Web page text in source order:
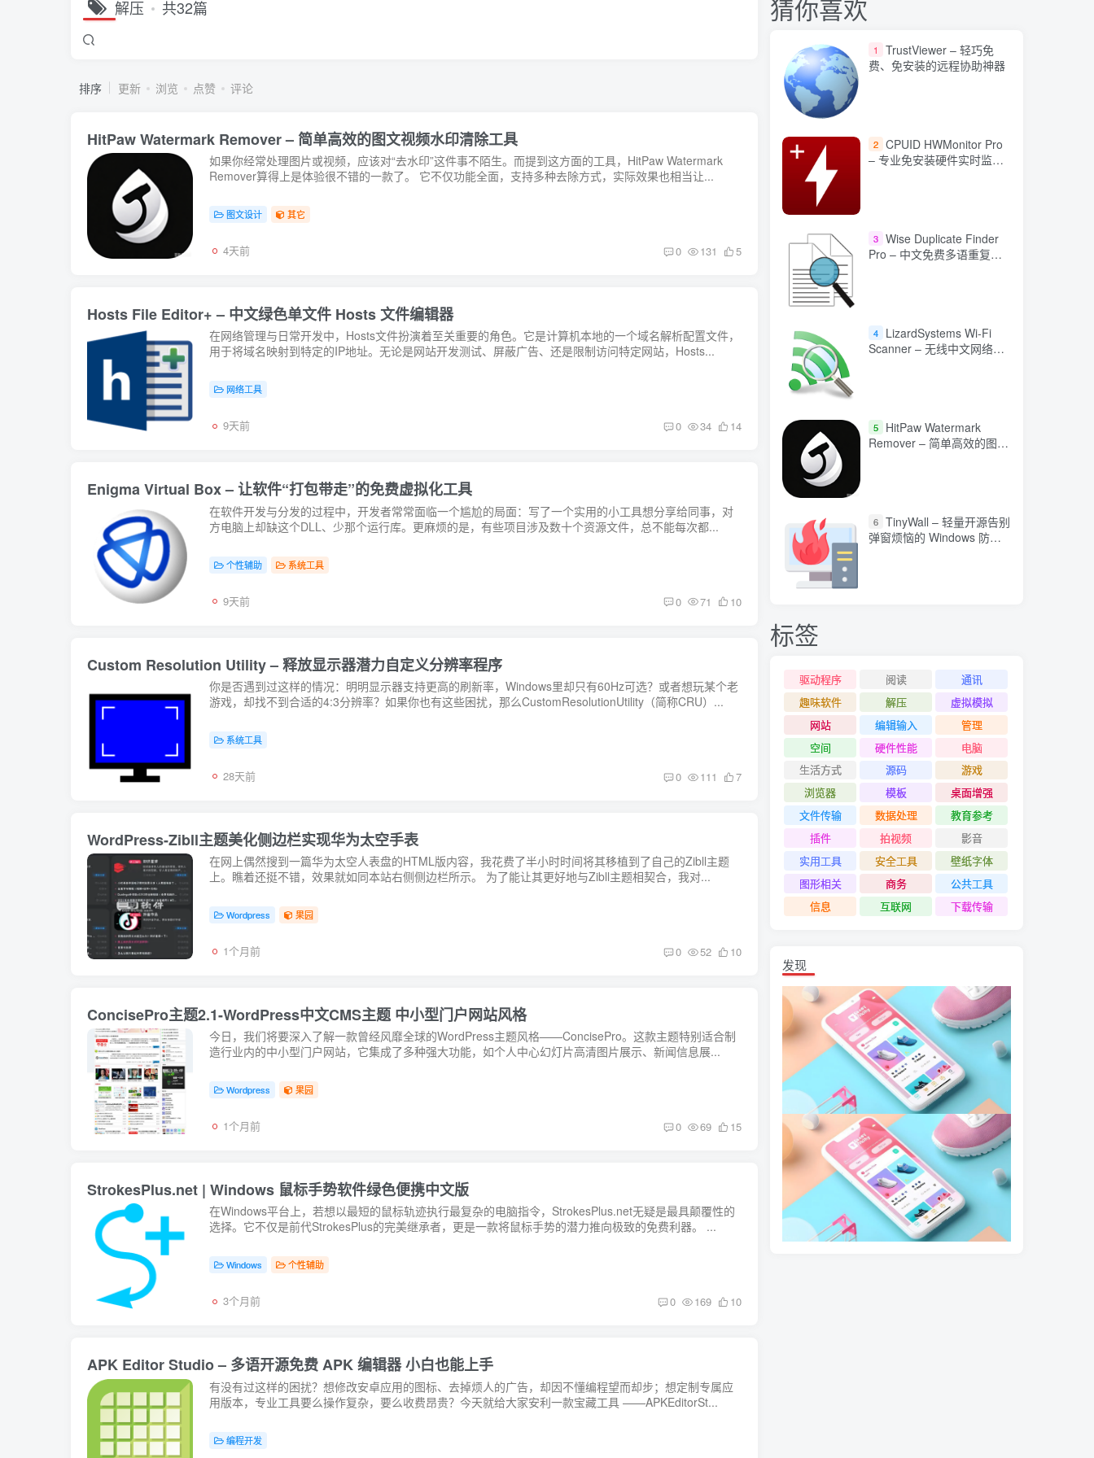
解压 共32篇
排序 更新 浏览 点赞 评论
HitPaw Watermark Remover – 简单高效的图文视频水印清除工具
如果你经常处理图片或视频，应该对“去水印”这件事不陌生。而提到这方面的工具，HitPaw Watermark
Remover算得上是体验很不错的一款了。 它不仅功能全面，支持多种去除方式，实际效果也相当让...
图文设计 其它
4天前 0 131 5
Hosts File Editor+ – 中文绿色单文件 Hosts 文件编辑器
在网络管理与日常开发中，Hosts文件扮演着至关重要的角色。它是计算机本地的一个域名解析配置文件，
用于将域名映射到特定的IP地址。无论是网站开发测试、屏蔽广告、还是限制访问特定网站，Hosts...
网络工具
9天前 0 34 14
Enigma Virtual Box – 让软件“打包带走”的免费虚拟化工具
在软件开发与分发的过程中，开发者常常面临一个尴尬的局面：写了一个实用的小工具想分享给同事，对
方电脑上却缺这个DLL、少那个运行库。更麻烦的是，有些项目涉及数十个资源文件，总不能每次都...
个性辅助 系统工具
9天前 0 71 10
Custom Resolution Utility – 释放显示器潜力自定义分辨率程序
你是否遇到过这样的情况：明明显示器支持更高的刷新率，Windows里却只有60Hz可选？或者想玩某个老
游戏，却找不到合适的4:3分辨率？如果你也有这些困扰，那么CustomResolutionUtility（简称CRU）...
系统工具
28天前 0 111 7
WordPress-Zibll主题美化侧边栏实现华为太空手表
在网上偶然搜到一篇华为太空人表盘的HTML版内容，我花费了半小时时间将其移植到了自己的Zibll主题
上。瞧着还挺不错，效果就如同本站右侧侧边栏所示。 为了能让其更好地与Zibll主题相契合，我对...
Wordpress 果园
1个月前 0 52 10
ConcisePro主题2.1-WordPress中文CMS主题 中小型门户网站风格
今日，我们将要深入了解一款曾经风靡全球的WordPress主题风格——ConcisePro。这款主题特别适合制
造行业内的中小型门户网站，它集成了多种强大功能，如个人中心幻灯片高清图片展示、新闻信息展...
Wordpress 果园
1个月前 0 69 15
StrokesPlus.net | Windows 鼠标手势软件绿色便携中文版
在Windows平台上，若想以最短的鼠标轨迹执行最复杂的电脑指令，StrokesPlus.net无疑是最具颠覆性的
选择。它不仅是前代StrokesPlus的完美继承者，更是一款将鼠标手势的潜力推向极致的免费利器。 ...
Windows 个性辅助
3个月前 0 169 10
APK Editor Studio – 多语开源免费 APK 编辑器 小白也能上手
有没有过这样的困扰？想修改安卓应用的图标、去掉烦人的广告，却因不懂编程望而却步；想定制专属应
用版本，专业工具要么操作复杂，要么收费昂贵？今天就给大家安利一款宝藏工具 ——APKEditorSt...
编程开发
猜你喜欢
1
TrustViewer – 轻巧免
费、免安装的远程协助神器
2 CPUID HWMonitor Pro
– 专业免安装硬件实时监控
3 Wise Duplicate Finder
Pro – 中文免费多语重复文
4
LizardSystems Wi-Fi
Scanner – 无线中文网络扫
5
HitPaw Watermark
Remover – 简单高效的图文
6 TinyWall – 轻量开源告别
弹窗烦恼的 Windows 防火
标签
驱动程序 阅读
通讯
趣味软件
解压
虚拟模拟
网站
编辑输入
管理
空间
硬件性能
电脑
生活方式
源码
游戏
浏览器
模板
桌面增强
文件传输
数据处理
教育参考
插件
拍视频
影音
实用工具
安全工具
壁纸字体
图形相关
商务
公共工具
信息
互联网 下载传输
发现